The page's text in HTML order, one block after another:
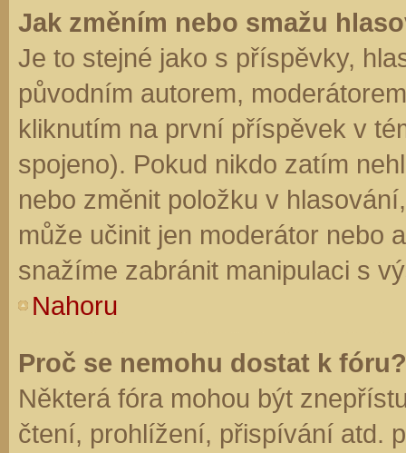
Jak změním nebo smažu
Je to stejné jako s příspěvky,
původním autorem,
kliknutím na první příspěvek v
spojeno). Pokud nikdo zatím
nebo změnit položku v
může učinit jen moderátor nebo
snažíme zabránit manipulaci s
Nahoru
Proč se nemohu dostat k fóru?
Některá fóra mohou být
čtení, prohlížení, přispívání atd.